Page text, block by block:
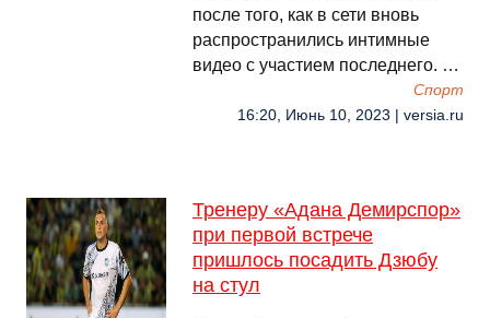
после того, как в сети вновь
распространились интимные
видео с участием последнего. …
Спорт
16:20, Июнь 10, 2023 | versia.ru
Тренеру «Адана Демирспор»
при первой встрече
пришлось посадить Дзюбу
на стул